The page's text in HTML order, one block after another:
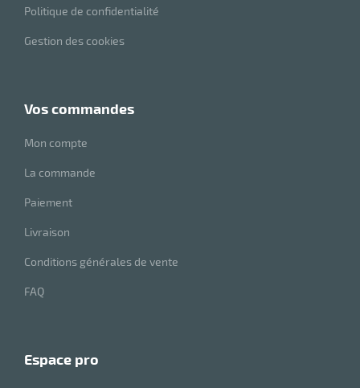
Politique de confidentialité
Gestion des cookies
vos commandes
Mon compte
La commande
Paiement
Livraison
Conditions générales de vente
FAQ
espace pro